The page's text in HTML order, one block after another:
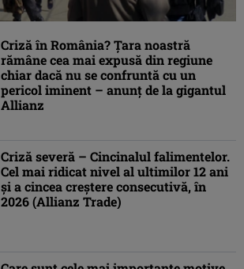
Criză în România? Ţara noastră
rămâne cea mai expusă din regiune
chiar dacă nu se confruntă cu un
pericol iminent – anunţ de la gigantul
Allianz
Criză severă – Cincinalul falimentelor.
Cel mai ridicat nivel al ultimilor 12 ani
şi a cincea creştere consecutivă, în
2026 (Allianz Trade)